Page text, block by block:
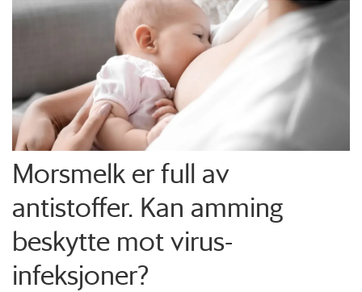
Morsmelk er full av
antistoffer. Kan amming
beskytte mot virus-
infeksjoner?